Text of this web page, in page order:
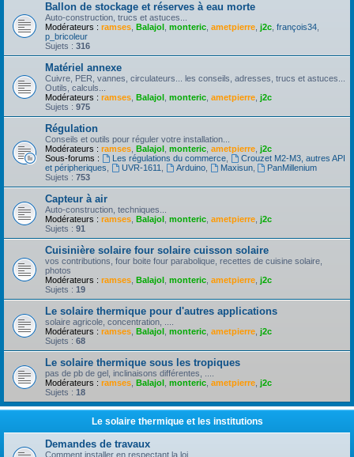
Ballon de stockage et réserves à eau morte
Auto-construction, trucs et astuces...
Modérateurs : ramses Balajol monteric ametpierre j2c françois34
p_bricoleur
Sujets : 316
Matériel annexe
Cuivre, PER, vannes, circulateurs... les conseils, adresses, trucs et astuces...
Outils, calculs...
Modérateurs : ramses Balajol monteric ametpierre j2c
Sujets : 975
Régulation
Conseils et outils pour réguler votre installation...
Modérateurs : ramses Balajol monteric ametpierre j2c
Sous-forums :
Les régulations du commerce,
Crouzet M2-M3, autres API
et péripheriques
UVR-1611 Arduino, Maxisun,
PanMillenium
Sujets : 753
Capteur à air
Auto-construction, techniques...
Modérateurs : ramses Balajol monteric ametpierre j2c
Sujets : 91
Cuisinière solaire four solaire cuisson solaire
vos contributions, four boite four parabolique, recettes de cuisine solaire,
photos
Modérateurs : ramses Balajol monteric ametpierre j2c
Sujets : 19
Le solaire thermique pour d'autres applications
solaire agricole, concentration, ....
Modérateurs : ramses Balajol monteric ametpierre j2c
Sujets : 68
Le solaire thermique sous les tropiques
pas de pb de gel, inclinaisons différentes, ....
Modérateurs : ramses Balajol monteric ametpierre j2c
Sujets : 18
Le solaire thermique et les institutions
Demandes de travaux
Comment installer en respectant la loi